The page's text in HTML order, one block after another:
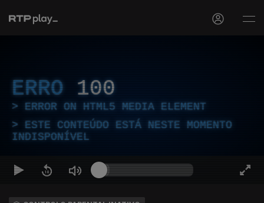
ERRO 100
ERROR ON HTML5 MEDIA ELEMENT
ESTE CONTEÚDO ESTÁ NESTE MOMENTO
INDISPONÍVEL